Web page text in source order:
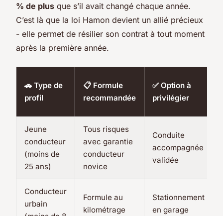
% de plus que s’il avait changé chaque année.
C’est là que la loi Hamon devient un allié précieux
- elle permet de résilier son contrat à tout moment
après la première année.
🚗 Type de
profil
📋 Formule
recommandée
✅ Option à
privilégier
Jeune
conducteur
(moins de
25 ans)
Tous risques
avec garantie
conducteur
novice
Conduite
accompagnée
validée
Conducteur
urbain
Formule au
kilométrage
Stationnement
en garage